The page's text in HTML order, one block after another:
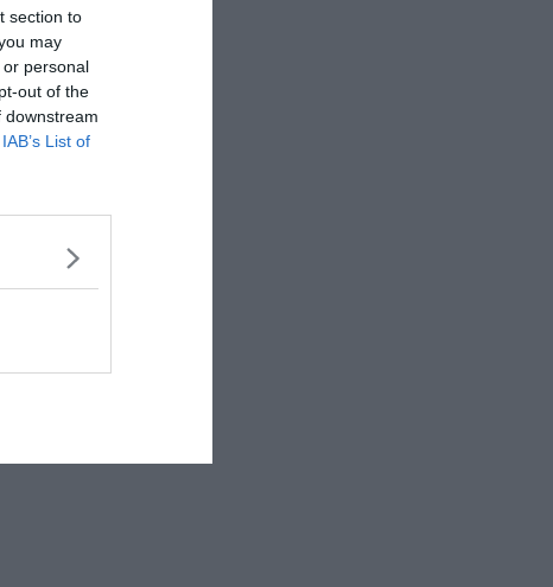
section to
may
personal
out of the
downstream
IAB’s List of